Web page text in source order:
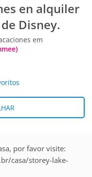
en alquiler
Disney.
em
por favor visite:
casa/storey-lake-